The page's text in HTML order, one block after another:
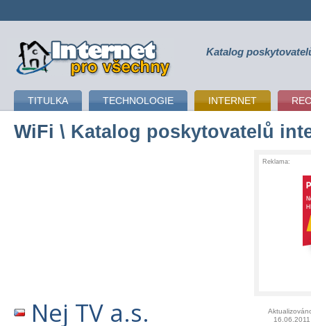
připojení k internetu Katalog
TITULKA TECHNOLOGIE INTERNET
WiFi \ Katalog poskytovatelů
Reklama:
Nej TV a.s.
16.06.2011